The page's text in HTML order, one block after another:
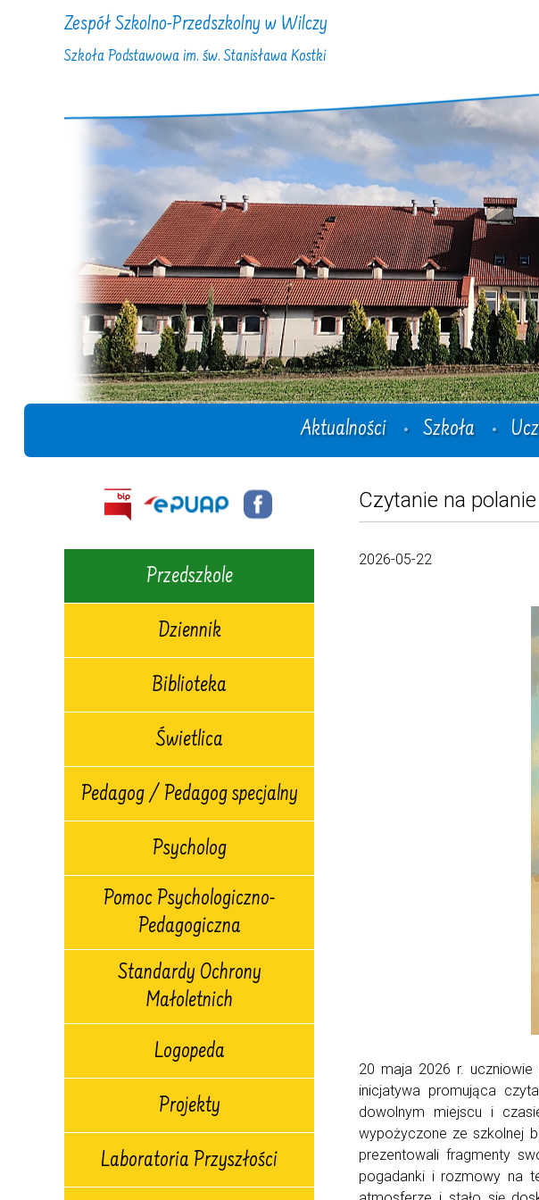
Zespół Szkolno-Przedszkolny w Wilczy
Szkoła Podstawowa im. św. Stanisława Kostki
Aktualności Szkoła
Przedszkole
Dziennik
Biblioteka
Świetlica
Pedagog / Pedagog specjalny
Psycholog
Pomoc Psychologiczno-
Pedagogiczna
Standardy Ochrony
Małoletnich
Logopeda
Projekty
Laboratoria Przyszłości
Czytanie na polanie
2026-05-22
20 maja 2026 r. uczniowie
inicjatywa promująca
dowolnym miejscu i
wypożyczone ze szkolnej
prezentowali fragmenty
pogadanki i rozmowy na